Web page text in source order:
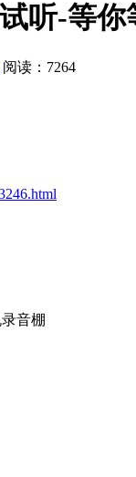
听-等
阅读： 7264
音棚